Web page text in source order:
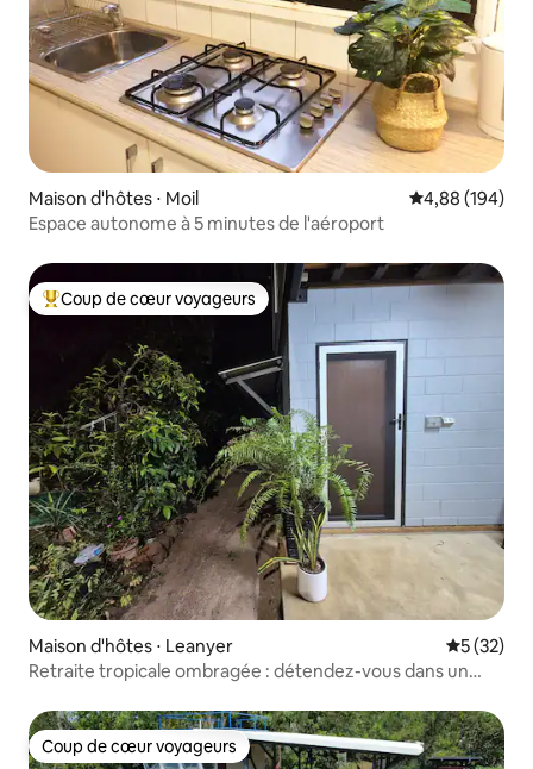
Maison d'hôtes ⋅ Moil Évaluation
4,88 (194)
Espace autonome à 5 minutes de l'aéroport
Coups de cœur voyageurs les plus appréciés
Coup de cœur voyageurs
Maison d'hôtes ⋅ Leanyer
5 (32)
Retraite tropicale ombragée : détendez-vous dans un
Coup de cœur voyageurs
Coup de cœur voyageurs